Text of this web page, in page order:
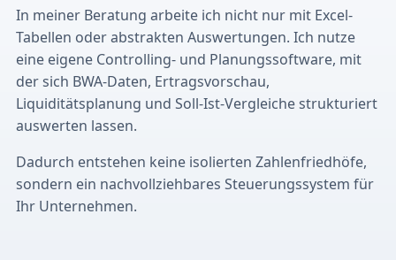
In meiner Beratung arbeite ich nicht nur mit Excel-
Tabellen oder abstrakten Auswertungen. Ich nutze
eine eigene Controlling- und Planungssoftware, mit
der sich BWA-Daten, Ertragsvorschau,
Liquiditätsplanung und Soll-Ist-Vergleiche strukturiert
auswerten lassen.
Dadurch entstehen keine isolierten Zahlenfriedhöfe,
sondern ein nachvollziehbares Steuerungssystem für
Ihr Unternehmen.